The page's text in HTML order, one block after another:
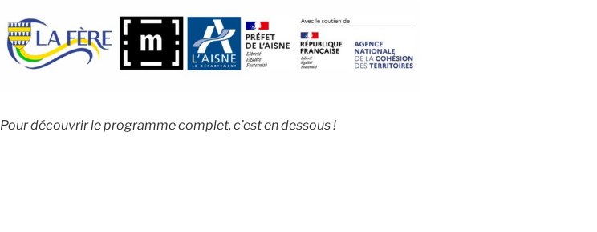
Pour découvrir le programme complet, c’est en dessous !